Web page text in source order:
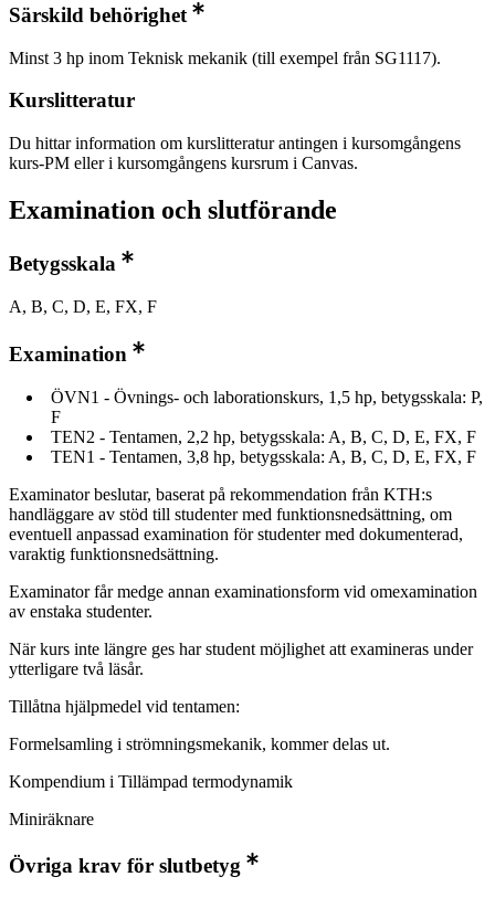
Särskild behörighet
Minst 3 hp inom Teknisk mekanik (till exempel från SG1117).
Kurslitteratur
Du hittar information om kurslitteratur antingen i kursomgångens
kurs-PM eller i kursomgångens kursrum i Canvas.
Examination och slutförande
Betygsskala
A, B, C, D, E, FX, F
Examination
ÖVN1 - Övnings- och laborationskurs, 1,5 hp, betygsskala: P,
F
TEN2 - Tentamen, 2,2 hp, betygsskala: A, B, C, D, E, FX, F
TEN1 - Tentamen, 3,8 hp, betygsskala: A, B, C, D, E, FX, F
Examinator beslutar, baserat på rekommendation från KTH:s
handläggare av stöd till studenter med funktionsnedsättning, om
eventuell anpassad examination för studenter med dokumenterad,
varaktig funktionsnedsättning.
Examinator får medge annan examinationsform vid omexamination
av enstaka studenter.
När kurs inte längre ges har student möjlighet att examineras under
ytterligare två läsår.
Tillåtna hjälpmedel vid tentamen:
Formelsamling i strömningsmekanik, kommer delas ut.
Kompendium i Tillämpad termodynamik
Miniräknare
Övriga krav för slutbetyg